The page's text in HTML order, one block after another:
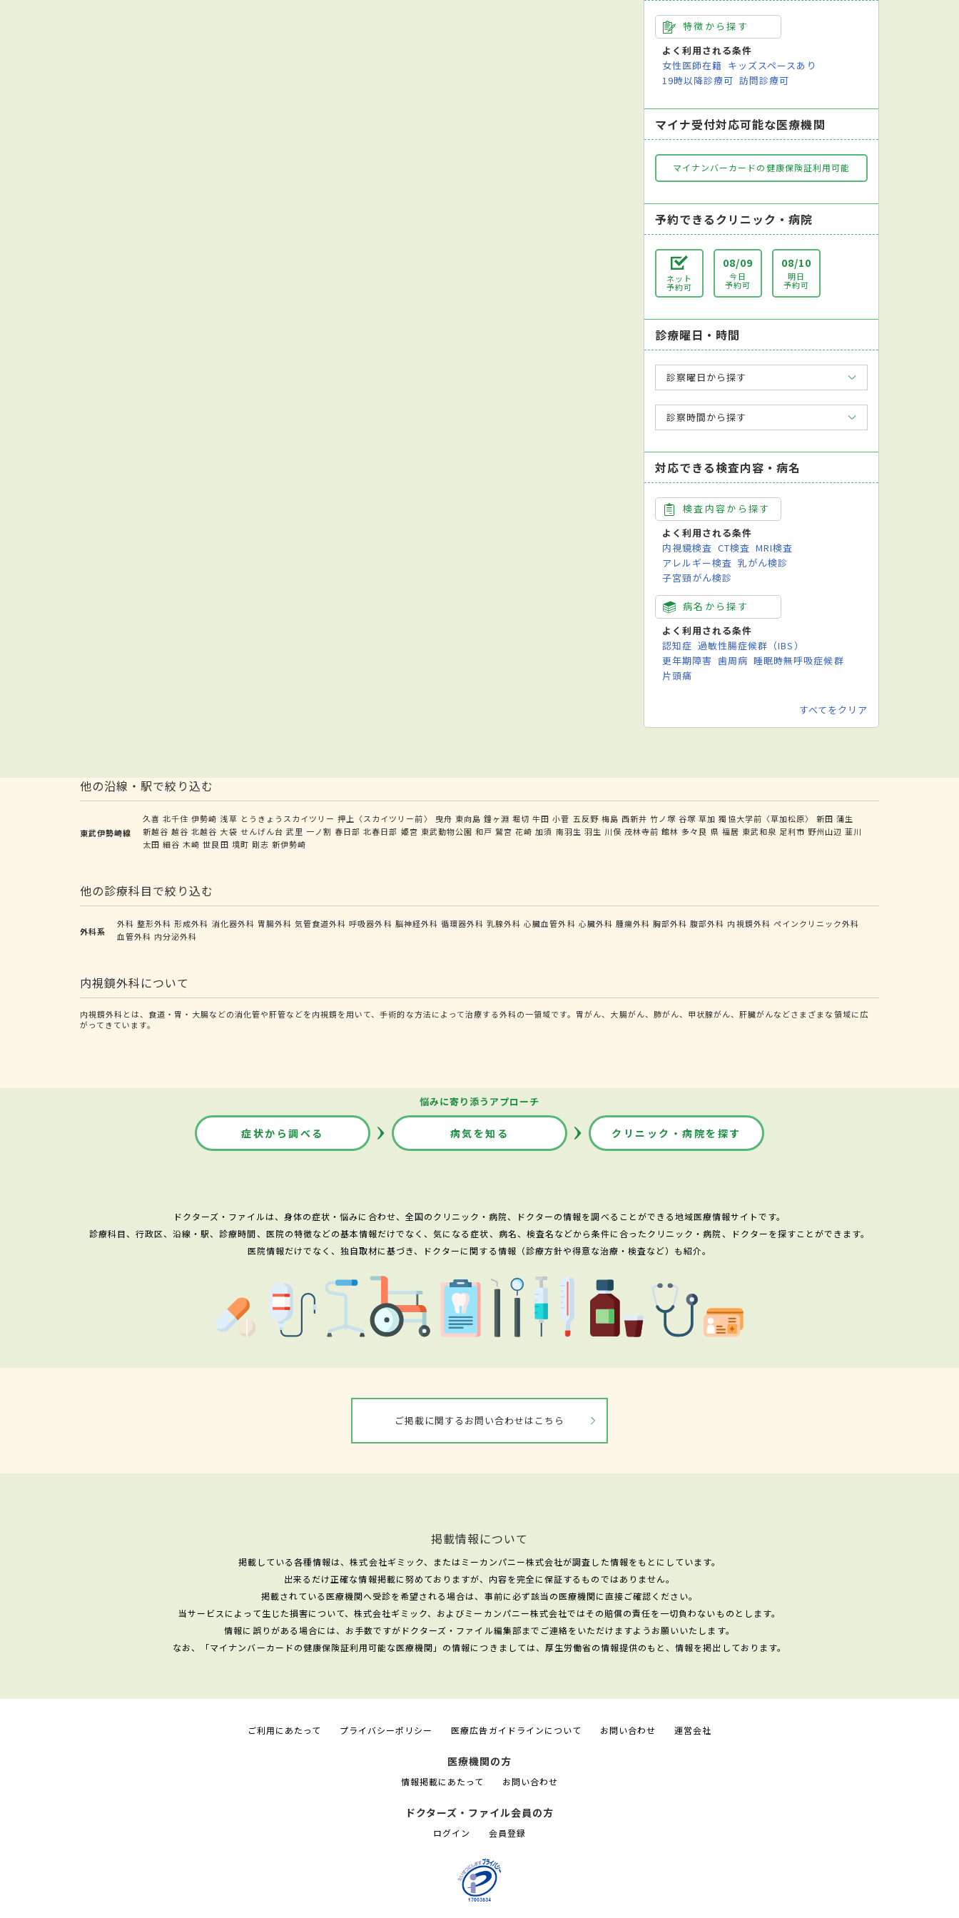
特徴から探す
よく利用される条件
女性医師在籍 キッズスペースあり
19時以降診療可 訪問診療可
マイナ受付対応可能な医療機関
マイナンバーカードの健康保険証利用可能
予約できるクリニック・病院
ネット
予約可
08/09
今日
予約可
08/10
明日
予約可
診療曜日・時間
診察曜日から探す
診察時間から探す
対応できる検査内容・病名
検査内容から探す
よく利用される条件
内視鏡検査 CT検査 MRI検査
アレルギー検査 乳がん検診
子宮頸がん検診
病名から探す
よく利用される条件
認知症 過敏性腸症候群（IBS）
更年期障害 歯周病 睡眠時無呼吸症候群
片頭痛
すべてをクリア
他の沿線・駅で絞り込む
東武伊勢崎線
久喜 北千住 伊勢崎 浅草 とうきょうスカイツリー 押上〈スカイツリー前〉 曳舟 東向島 鐘ヶ淵 堀切 牛田 小菅 五反野 梅島 西新井 竹ノ塚 谷塚 草加 獨協大学前〈草加松原〉 新田 蒲生
新越谷 越谷 北越谷 大袋 せんげん台 武里 一ノ割 春日部 北春日部 姫宮 東武動物公園 和戸 鷲宮 花崎 加須 南羽生 羽生 川俣 茂林寺前 館林 多々良 県 福居 東武和泉 足利市 野州山辺 韮川
太田 細谷 木崎 世良田 境町 剛志 新伊勢崎
他の診療科目で絞り込む
外科系
外科 整形外科 形成外科 消化器外科 胃腸外科 気管食道外科 呼吸器外科 脳神経外科 循環器外科 乳腺外科 心臓血管外科 心臓外科 腫瘍外科 胸部外科 腹部外科 内視鏡外科 ペインクリニック外科
血管外科 内分泌外科
内視鏡外科について
内視鏡外科とは、食道・胃・大腸などの消化管や肝管などを内視鏡を用いて、手術的な方法によって治療する外科の一領域です。胃がん、大腸がん、肺がん、甲状腺がん、肝臓がんなどさまざまな領域に広
がってきています。
悩みに寄り添うアプローチ
症状から調べる 病気を知る クリニック・病院を探す
ドクターズ・ファイルは、身体の症状・悩みに合わせ、全国のクリニック・病院、ドクターの情報を調べることができる地域医療情報サイトです。
診療科目、行政区、沿線・駅、診療時間、医院の特徴などの基本情報だけでなく、気になる症状、病名、検査名などから条件に合ったクリニック・病院、ドクターを探すことができます。
医院情報だけでなく、独自取材に基づき、ドクターに関する情報（診療方針や得意な治療・検査など）も紹介。
ご掲載に関するお問い合わせはこちら
掲載情報について
掲載している各種情報は、株式会社ギミック、またはミーカンパニー株式会社が調査した情報をもとにしています。
出来るだけ正確な情報掲載に努めておりますが、内容を完全に保証するものではありません。
掲載されている医療機関へ受診を希望される場合は、事前に必ず該当の医療機関に直接ご確認ください。
当サービスによって生じた損害について、株式会社ギミック、およびミーカンパニー株式会社ではその賠償の責任を一切負わないものとします。
情報に誤りがある場合には、お手数ですがドクターズ・ファイル編集部までご連絡をいただけますようお願いいたします。
なお、「マイナンバーカードの健康保険証利用可能な医療機関」の情報につきましては、厚生労働省の情報提供のもと、情報を掲出しております。
ご利用にあたって プライバシーポリシー 医療広告ガイドラインについて お問い合わせ 運営会社
医療機関の方
情報掲載にあたって お問い合わせ
ドクターズ・ファイル会員の方
ログイン 会員登録